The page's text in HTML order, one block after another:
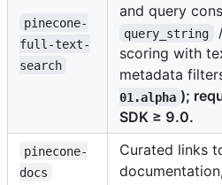
pinecone-
full-text-
search
and query
query_string
scoring with
metadata
01.alpha );
SDK ≥ 9.0.
pinecone-
docs
Curated links